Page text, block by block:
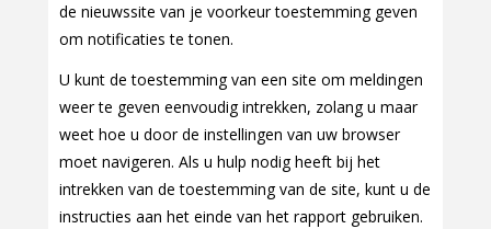
de nieuwssite van je voorkeur toestemming geven
om notificaties te tonen.
U kunt de toestemming van een site om meldingen
weer te geven eenvoudig intrekken, zolang u maar
weet hoe u door de instellingen van uw browser
moet navigeren. Als u hulp nodig heeft bij het
intrekken van de toestemming van de site, kunt u de
instructies aan het einde van het rapport gebruiken.